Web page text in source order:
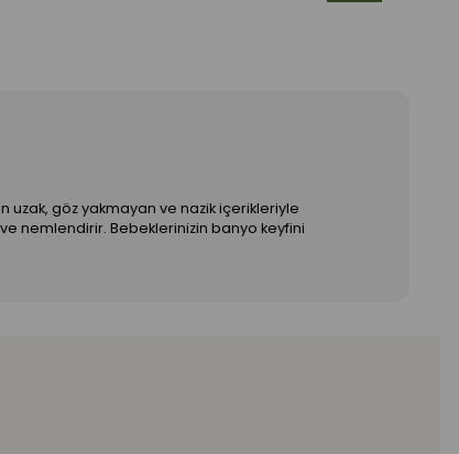
göz yakmayan ve nazik içerikleriyle
nemlendirir. Bebeklerinizin banyo keyfini